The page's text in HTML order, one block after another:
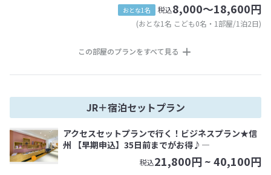
おとな1名 税込8,000～18,600円
(おとな1名 こども0名・1部屋/1泊2日)
この部屋のプランをすべて見る
JR＋宿泊セットプラン
アクセスセットプランで行く！ビジネスプラン★信
州 【早期申込】35日前までがお得♪―
税込21,800円 ~40,100円